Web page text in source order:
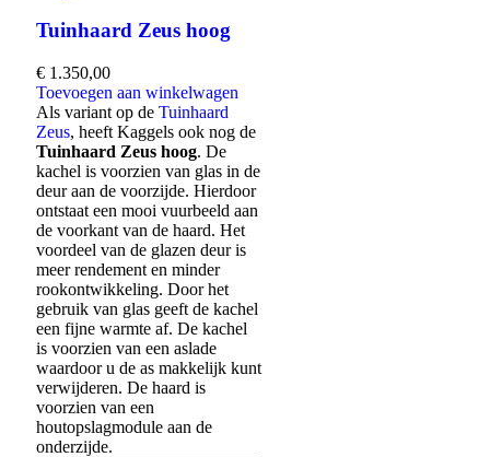
Tuinhaard Zeus hoog
€ 1.350,00
Toevoegen aan winkelwagen
Als variant op de Tuinhaard
Zeus, heeft Kaggels ook nog de
Tuinhaard Zeus hoog. De
kachel is voorzien van glas in de
deur aan de voorzijde. Hierdoor
ontstaat een mooi vuurbeeld aan
de voorkant van de haard. Het
voordeel van de glazen deur is
meer rendement en minder
rookontwikkeling. Door het
gebruik van glas geeft de kachel
een fijne warmte af. De kachel
is voorzien van een aslade
waardoor u de as makkelijk kunt
verwijderen. De haard is
voorzien van een
houtopslagmodule aan de
onderzijde.